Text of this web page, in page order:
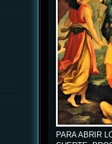
PARA ABRIR